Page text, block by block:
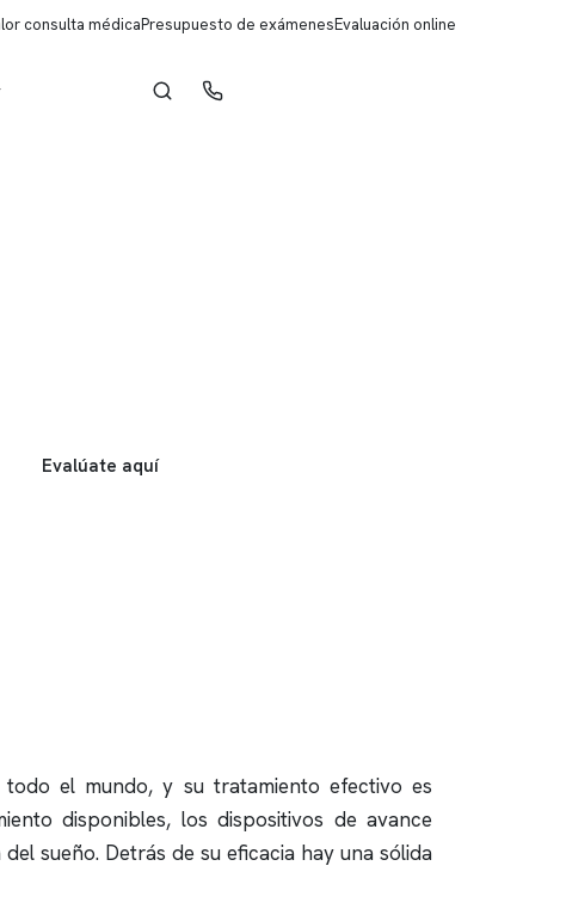
consulta médicaPresupuesto de exámenesEvaluación online
Evalúate aquí
el mundo, y su tratamiento efectivo es
disponibles, los dispositivos de avance
del sueño. Detrás de su eficacia hay una sólida